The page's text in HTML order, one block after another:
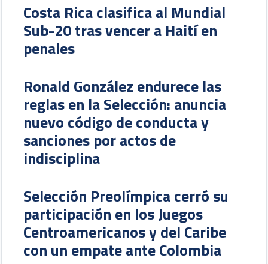
Costa Rica clasifica al Mundial
Sub-20 tras vencer a Haití en
penales
Ronald González endurece las
reglas en la Selección: anuncia
nuevo código de conducta y
sanciones por actos de
indisciplina
Selección Preolímpica cerró su
participación en los Juegos
Centroamericanos y del Caribe
con un empate ante Colombia